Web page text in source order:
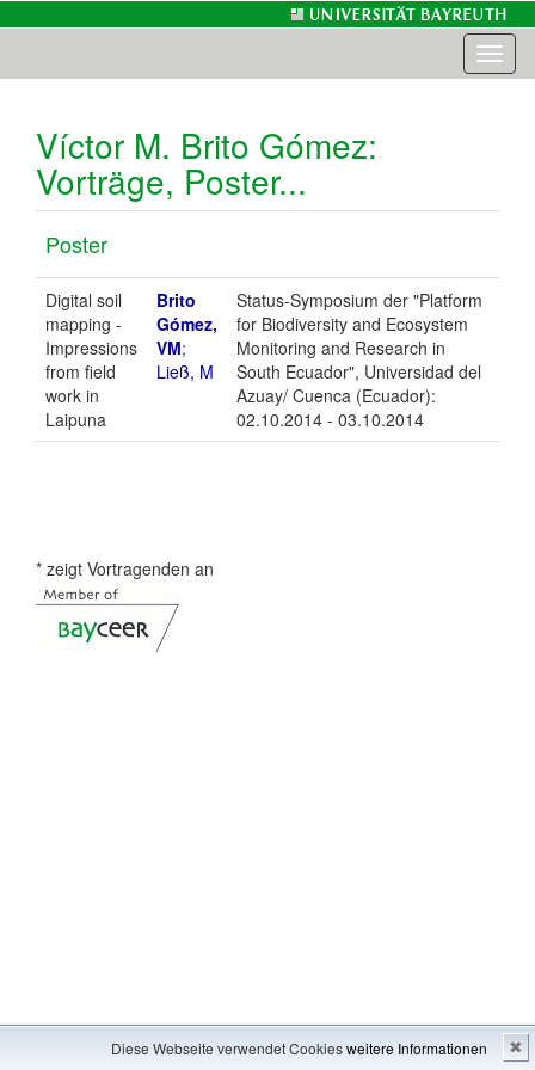
Diese Webseite verwendet Cookiesweitere Informationen ✖
Víctor M. Brito Gómez:
Vorträge, Poster...
Poster
Digital soil
mapping -
Impressions
from field
work in
Laipuna
Brito
Gómez,
VM;
Ließ, M
Status-Symposium der "Platform
for Biodiversity and Ecosystem
Monitoring and Research in
South Ecuador", Universidad del
Azuay/ Cuenca (Ecuador):
02.10.2014 - 03.10.2014
* zeigt Vortragenden an
Impressum---Inhaltsverzeichnis